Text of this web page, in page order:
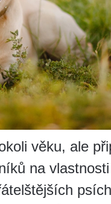
věku, ale
na